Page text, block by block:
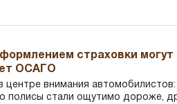
страховки могут
ОСАГО
центре внимания
полисы стали ощутимо дороже,